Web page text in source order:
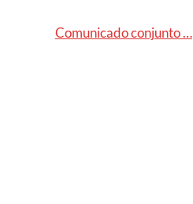
Comunicado conjunto …